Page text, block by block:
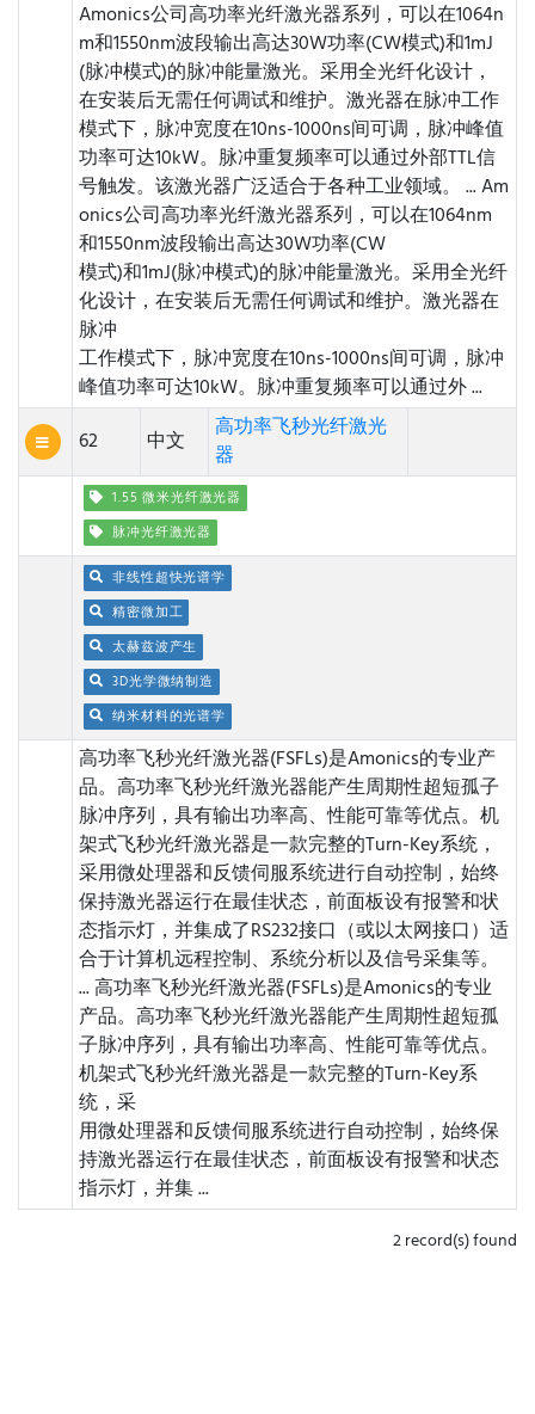
Amonics公司高功率光纤激光器系列，可以在1064n
m和1550nm波段输出高达30W功率(CW模式)和1mJ
(脉冲模式)的脉冲能量激光。采用全光纤化设计，
在安装后无需任何调试和维护。激光器在脉冲工作
模式下，脉冲宽度在10ns-1000ns间可调，脉冲峰值
功率可达10kW。脉冲重复频率可以通过外部TTL信
号触发。该激光器广泛适合于各种工业领域。 ...Am
onics公司高功率光纤激光器系列，可以在1064nm
和1550nm波段输出高达30W功率(CW
模式)和1mJ(脉冲模式)的脉冲能量激光。采用全光纤
化设计，在安装后无需任何调试和维护。激光器在
脉冲
工作模式下，脉冲宽度在10ns-1000ns间可调，脉冲
峰值功率可达10kW。脉冲重复频率可以通过外 ...
62
中文
高功率飞秒光纤激光
器
1.55 微米光纤激光器
脉冲光纤激光器
非线性超快光谱学
精密微加工
太赫兹波产生
3D光学微纳制造
纳米材料的光谱学
高功率飞秒光纤激光器(FSFLs)是Amonics的专业产
品。高功率飞秒光纤激光器能产生周期性超短孤子
脉冲序列，具有输出功率高、性能可靠等优点。机
架式飞秒光纤激光器是一款完整的Turn-Key系统，
采用微处理器和反馈伺服系统进行自动控制，始终
保持激光器运行在最佳状态，前面板设有报警和状
态指示灯，并集成了RS232接口（或以太网接口）适
合于计算机远程控制、系统分析以及信号采集等。
...高功率飞秒光纤激光器(FSFLs)是Amonics的专业
产品。高功率飞秒光纤激光器能产生周期性超短孤
子脉冲序列，具有输出功率高、性能可靠等优点。
机架式飞秒光纤激光器是一款完整的Turn-Key系
统，采
用微处理器和反馈伺服系统进行自动控制，始终保
持激光器运行在最佳状态，前面板设有报警和状态
指示灯，并集 ...
2 record(s) found